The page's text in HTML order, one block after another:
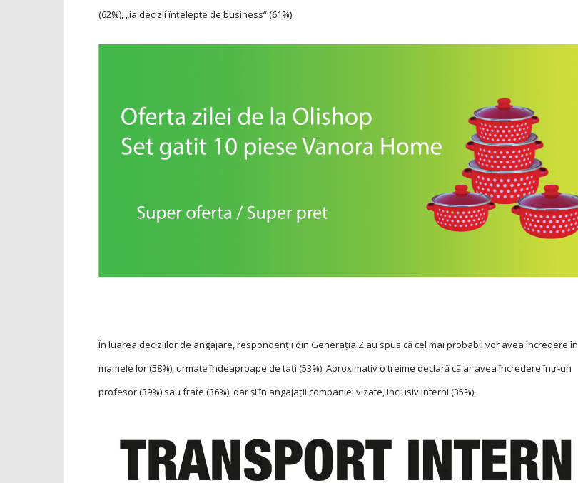
(62%), „ia decizii înțelepte de business“ (61%).
În luarea deciziilor de angajare, respondenții din Generația Z au spus că cel mai probabil vor avea încredere în
mamele lor (58%), urmate îndeaproape de tați (53%). Aproximativ o treime declară că ar avea încredere într-un
profesor (39%) sau frate (36%), dar și în angajații companiei vizate, inclusiv interni (35%).